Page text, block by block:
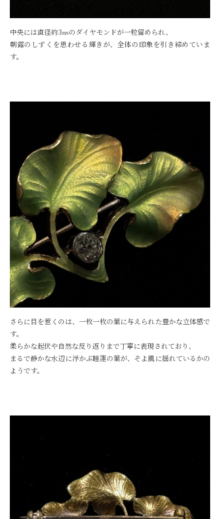
中央には直径約3㎜のダイヤモンドが一粒留められ、
朝露のしずくを思わせる輝きが、全体の印象を引き締めていま
す。
さらに目を惹くのは、一枚一枚の葉に与えられた豊かな立体感で
す。
柔らかな起伏や自然な反り返りまで丁寧に表現されており、
まるで静かな水辺に浮かぶ睡蓮の葉が、そよ風に揺れているかの
ようです。